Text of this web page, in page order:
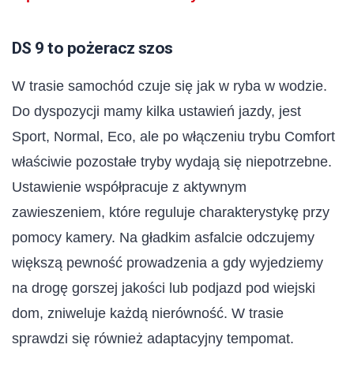
DS 9 to pożeracz szos
W trasie samochód czuje się jak w ryba w wodzie.
Do dyspozycji mamy kilka ustawień jazdy, jest
Sport, Normal, Eco, ale po włączeniu trybu Comfort
właściwie pozostałe tryby wydają się niepotrzebne.
Ustawienie współpracuje z aktywnym
zawieszeniem, które reguluje charakterystykę przy
pomocy kamery. Na gładkim asfalcie odczujemy
większą pewność prowadzenia a gdy wyjedziemy
na drogę gorszej jakości lub podjazd pod wiejski
dom, zniweluje każdą nierówność. W trasie
sprawdzi się również adaptacyjny tempomat.